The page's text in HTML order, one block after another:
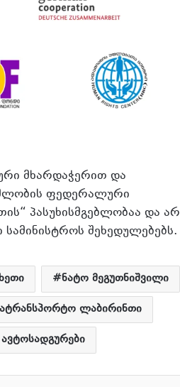
მხარდაჭერით და
ფედერალური
პასუხისმგებლობაა და არ
შეხედულებებს.
ნატო მეგუთნიშვილი
ლაბირინთი